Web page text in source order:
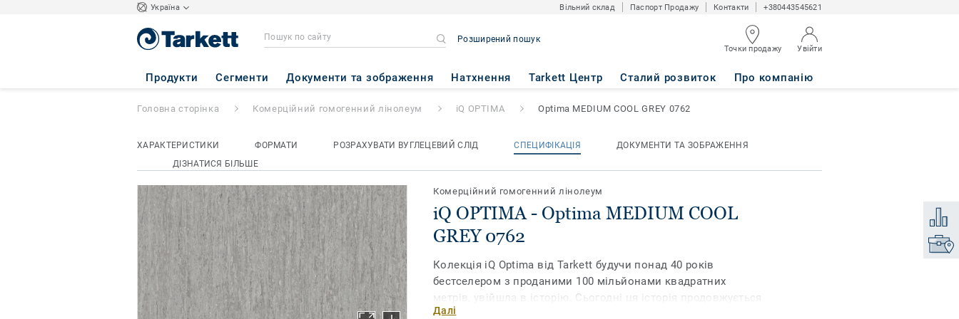
Україна Вільний склад Паспорт Продажу Контакти +380443545621
Розширений пошук
Точки продажу Увійти
Продукти Сегменти Документи та зображення Натхнення Tarkett Центр Сталий розвиток Про компанію
iQ OPTIMA - Optima MEDIUM COOL GREY 0762
Головна сторінка Комерційний гомогенний лінолеум iQ OPTIMA Optima MEDIUM COOL GREY 0762
ХАРАКТЕРИСТИКИ ФОРМАТИ РОЗРАХУВАТИ ВУГЛЕЦЕВИЙ СЛІД СПЕЦИФІКАЦІЯ
ДОКУМЕНТИ ТА ЗОБРАЖЕННЯ
ДІЗНАТИСЯ БІЛЬШЕ
Комерційний гомогенний лінолеум
iQ OPTIMA - Optima MEDIUM COOL
GREY 0762
Колекція iQ Optima від Tarkett будучи понад 40 років
бестселером з проданими 100 мільйонами квадратних
метрів, увійшла в історію. Сьогодні ця історія продовжується
в оновленій колекції.
Далі